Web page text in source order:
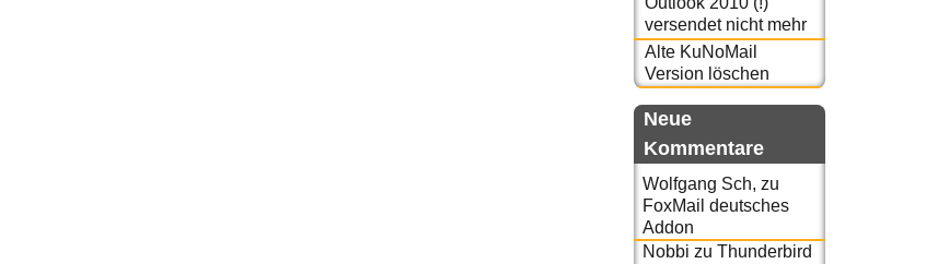
versendet nicht mehr
Alte KuNoMail
Version löschen
Neue
Kommentare
Wolfgang Sch, zu
FoxMail deutsches
Addon
Nobbi zu Thunderbird